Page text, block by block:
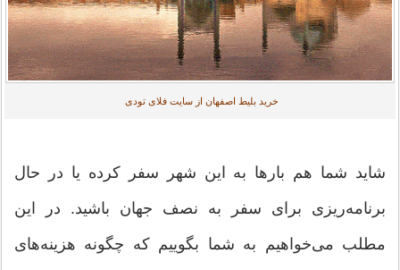
خرید بلیط اصفهان از سایت فلای تودی
شاید شما هم بارها به این شهر سفر کرده یا در حال
برنامه‌ریزی برای سفر به نصف جهان باشید. در این
مطلب می‌خواهیم به شما بگوییم که چگونه هزینه‌های